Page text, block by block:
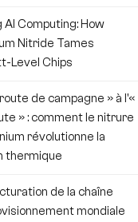
AI Computing: How
Nitride Tames
Level Chips
route de campagne » à l'«
» : comment le nitrure
révolutionne la
thermique
de la chaîne
mondiale